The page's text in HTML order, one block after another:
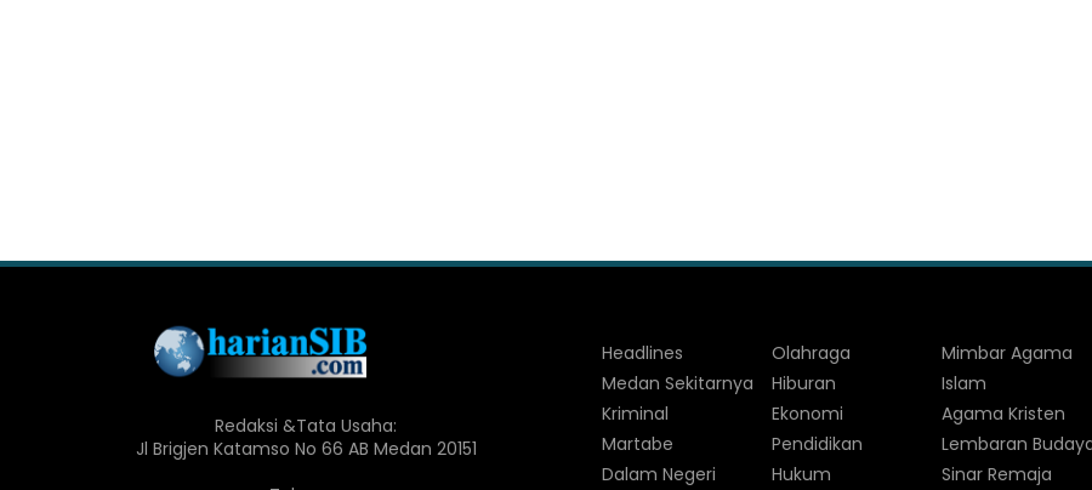
Redaksi &Tata Usaha:
Jl Brigjen Katamso No 66 AB Medan 20151
Headlines
Medan Sekitarnya
Kriminal
Martabe
Dalam Negeri
Olahraga
Hiburan
Ekonomi
Pendidikan
Hukum
Mimbar Agama
Islam
Agama Kristen
Lembaran
Sinar Remaja